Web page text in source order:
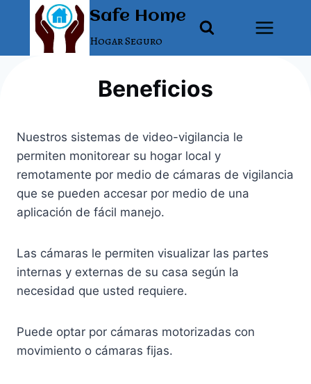
contenido
Safe Home
Hogar Seguro
Beneficios
Nuestros sistemas de video-vigilancia le
permiten monitorear su hogar local y
remotamente por medio de cámaras de vigilancia
que se pueden accesar por medio de una
aplicación de fácil manejo.
Las cámaras le permiten visualizar las partes
internas y externas de su casa según la
necesidad que usted requiere.
Puede optar por cámaras motorizadas con
movimiento o cámaras fijas.